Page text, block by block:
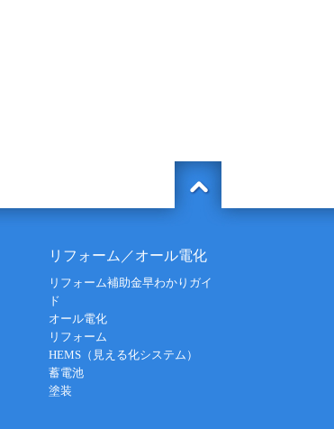
リフォーム／オール電化
リフォーム補助金早わかりガイ
ド
オール電化
リフォーム
HEMS（見える化システム）
蓄電池
塗装